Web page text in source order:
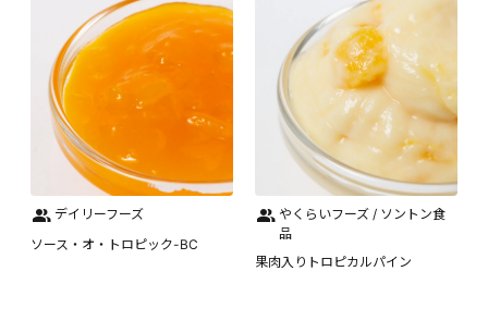
デイリーフーズ
ソース・オ・トロピック-BC
やくらいフーズ / ソントン食
品
果肉入りトロピカルパイン